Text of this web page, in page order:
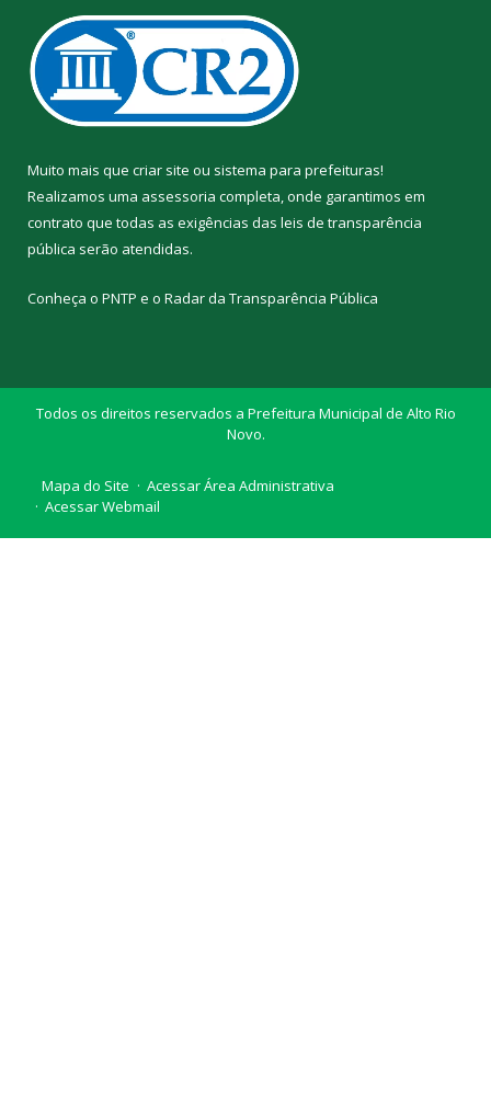
Muito mais que criar site ou sistema para prefeituras!
Realizamos uma assessoria completa, onde garantimos em
contrato que todas as exigências das leis de transparência
pública serão atendidas.
Conheça o PNTP e o Radar da Transparência Pública
Todos os direitos reservados a Prefeitura Municipal de Alto Rio
Novo.
Mapa do Site
Acessar Área Administrativa
Acessar Webmail